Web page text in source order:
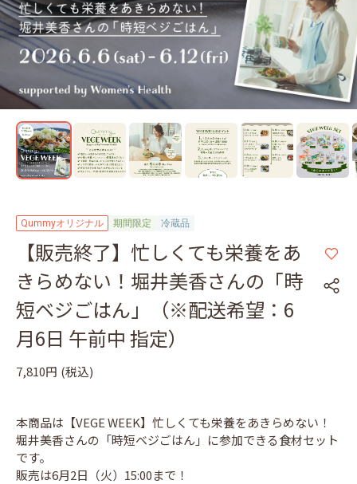
Qummyオリジナル 期間限定 冷蔵品
【販売終了】忙しくても栄養をあ
きらめない！堀井美香さんの「時
短ベジごはん」（※配送希望：6
月6日 午前中 指定）
7,810円 (税込)
本商品は【VEGE WEEK】忙しくても栄養をあきらめない！
堀井美香さんの「時短ベジごはん」に参加できる食材セット
です。
販売は6月2日（火）15:00まで！